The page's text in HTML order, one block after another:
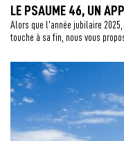
LE PSAUME 46, UN
Alors que l’année jubilaire
touche à sa fin, nous vous